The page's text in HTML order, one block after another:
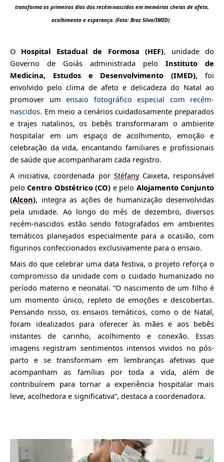
transforma os primeiros dias dos recém-nascidos em memórias cheias de afeto,
acolhimento e esperança. (Foto: Braz Silva/IMED)
O Hospital Estadual de Formosa (HEF), unidade do
Governo de Goiás administrada pelo Instituto de
Medicina, Estudos e Desenvolvimento (IMED), foi
envolvido pelo clima de afeto e delicadeza do Natal ao
promover um ensaio fotográfico especial com recém-
nascidos. Em meio a cenários cuidadosamente preparados
e trajes natalinos, os bebês transformaram o ambiente
hospitalar em um espaço de acolhimento, emoção e
celebração da vida, encantando familiares e profissionais
de saúde que acompanharam cada registro.
A iniciativa, coordenada por StéfanyCaixeta, responsável
peloCentro Obstétrico (CO) e pelo Alojamento Conjunto
(Alcon), integra as ações de humanização desenvolvidas
pela unidade. Ao longo do mês de dezembro, diversos
recém-nascidos estão sendo fotografados em ambientes
temáticos planejados especialmente para a ocasião, com
figurinos confeccionados exclusivamente para o ensaio.
Mais do que celebrar uma data festiva, o projeto reforça o
compromisso da unidade com o cuidado humanizado no
período materno e neonatal. “O nascimento de um filho é
um momento único, repleto de emoções e descobertas.
Pensando nisso, os ensaios temáticos, como o de Natal,
foram idealizados para oferecer às mães e aos bebês
instantes de carinho, acolhimento e conexão. Essas
imagens registram sentimentos intensos vividos no pós-
parto e se transformam em lembranças afetivas que
acompanham as famílias por toda a vida, além de
contribuírem para tornar a experiência hospitalar mais
leve, acolhedora e significativa”, destaca a coordenadora.